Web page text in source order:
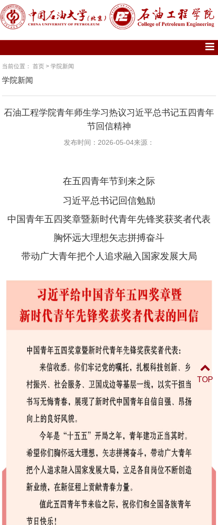
当前位置：首页 >学院新闻
学院新闻
石油工程学院青年师生学习热议习近平总书记五四青年
节回信精神
发布时间：2026-05-04来源：
在五四青年节到来之际
习近平总书记回信勉励
中国青年五四奖章暨新时代青年先锋奖获奖者代表
胸怀远大理想矢志拼搏奋斗
带动广大青年把个人追求融入国家发展大局
TOP